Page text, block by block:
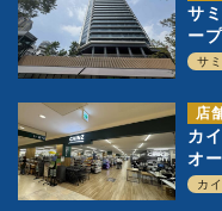
サ
ー
ン1
サ
店
カ
オ
カ